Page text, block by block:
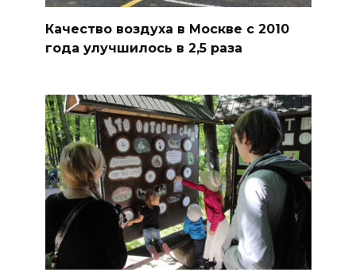
Качество воздуха в Москве с 2010
года улучшилось в 2,5 раза